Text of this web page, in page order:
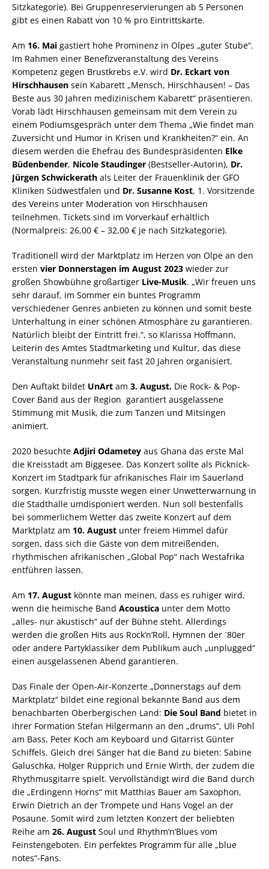
Sitzkategorie). Bei Gruppenreservierungen ab 5 Personen
gibt es einen Rabatt von 10 % pro Eintrittskarte.
Am 16. Mai gastiert hohe Prominenz in Olpes „guter Stube“.
Im Rahmen einer Benefizveranstaltung des Vereins
Kompetenz gegen Brustkrebs e.V. wird Dr. Eckart von
Hirschhausen sein Kabarett „Mensch, Hirschhausen! – Das
Beste aus 30 Jahren medizinischem Kabarett“ präsentieren.
Vorab lädt Hirschhausen gemeinsam mit dem Verein zu
einem Podiumsgespräch unter dem Thema „Wie findet man
Zuversicht und Humor in Krisen und Krankheiten?“ ein. An
diesem werden die Ehefrau des Bundespräsidenten Elke
Büdenbender, Nicole Staudinger (Bestseller-Autorin), Dr.
Jürgen Schwickerath als Leiter der Frauenklinik der GFO
Kliniken Südwestfalen und Dr. Susanne Kost, 1. Vorsitzende
des Vereins unter Moderation von Hirschhausen
teilnehmen. Tickets sind im Vorverkauf erhältlich
(Normalpreis: 26,00 € – 32,00 € je nach Sitzkategorie).
Traditionell wird der Marktplatz im Herzen von Olpe an den
ersten vier Donnerstagen im August 2023 wieder zur
großen Showbühne großartiger Live-Musik. „Wir freuen uns
sehr darauf, im Sommer ein buntes Programm
verschiedener Genres anbieten zu können und somit beste
Unterhaltung in einer schönen Atmosphäre zu garantieren.
Natürlich bleibt der Eintritt frei.“, so Klarissa Hoffmann,
Leiterin des Amtes Stadtmarketing und Kultur, das diese
Veranstaltung nunmehr seit fast 20 Jahren organisiert.
Den Auftakt bildet UnArt am 3. August. Die Rock- & Pop-
Cover Band aus der Region garantiert ausgelassene
Stimmung mit Musik, die zum Tanzen und Mitsingen
animiert.
2020 besuchte Adjiri Odametey aus Ghana das erste Mal
die Kreisstadt am Biggesee. Das Konzert sollte als Picknick-
Konzert im Stadtpark für afrikanisches Flair im Sauerland
sorgen. Kurzfristig musste wegen einer Unwetterwarnung in
die Stadthalle umdisponiert werden. Nun soll bestenfalls
bei sommerlichem Wetter das zweite Konzert auf dem
Marktplatz am 10. August unter freiem Himmel dafür
sorgen, dass sich die Gäste von dem mitreißenden,
rhythmischen afrikanischen „Global Pop“ nach Westafrika
entführen lassen.
Am 17. August könnte man meinen, dass es ruhiger wird,
wenn die heimische Band Acoustica unter dem Motto
„alles- nur akustisch“ auf der Bühne steht. Allerdings
werden die großen Hits aus Rock’n’Roll, Hymnen der ´80er
oder andere Partyklassiker dem Publikum auch „unplugged“
einen ausgelassenen Abend garantieren.
Das Finale der Open-Air-Konzerte „Donnerstags auf dem
Marktplatz“ bildet eine regional bekannte Band aus dem
benachbarten Oberbergischen Land: Die Soul Band bietet in
ihrer Formation Stefan Hilgermann an den „drums“, Uli Pohl
am Bass, Peter Koch am Keyboard und Gitarrist Günter
Schiffels. Gleich drei Sänger hat die Band zu bieten: Sabine
Galuschka, Holger Rupprich und Ernie Wirth, der zudem die
Rhythmusgitarre spielt. Vervollständigt wird die Band durch
die „Erdingenn Horns“ mit Matthias Bauer am Saxophon,
Erwin Dietrich an der Trompete und Hans Vogel an der
Posaune. Somit wird zum letzten Konzert der beliebten
Reihe am 26. August Soul und Rhythm’n’Blues vom
Feinstengeboten. Ein perfektes Programm für alle „blue
notes“-Fans.